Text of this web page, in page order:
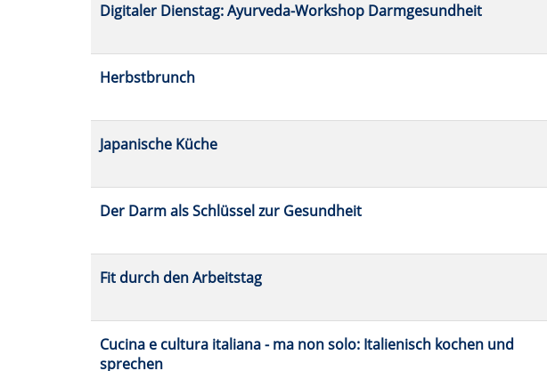
Digitaler Dienstag: Ayurveda-Workshop Darmgesundheit
Herbstbrunch
Japanische Küche
Der Darm als Schlüssel zur Gesundheit
Fit durch den Arbeitstag
Cucina e cultura italiana - ma non solo: Italienisch kochen und
sprechen